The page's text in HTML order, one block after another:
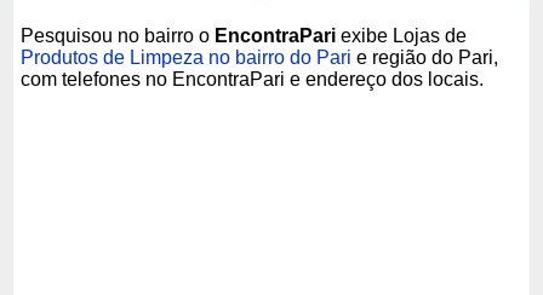
Pesquisou no bairro o EncontraPari exibe Lojas de
Produtos de Limpeza no bairro do Pari e região do Pari,
com telefones no EncontraPari e endereço dos locais.